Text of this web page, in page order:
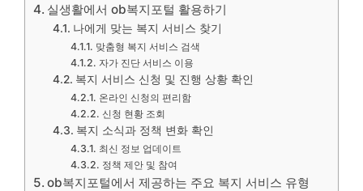
실생활에서 ob복지포털 활용하기
나에게 맞는 복지 서비스 찾기
맞춤형 복지 서비스 검색
자가 진단 서비스 이용
복지 서비스 신청 및 진행 상황 확인
온라인 신청의 편리함
신청 현황 조회
복지 소식과 정책 변화 확인
최신 정보 업데이트
정책 제안 및 참여
ob복지포털에서 제공하는 주요 복지 서비스 유형